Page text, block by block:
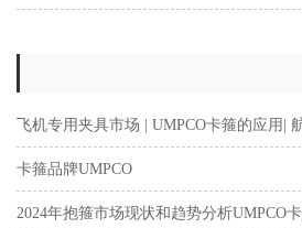
飞机专用夹具市场 | UMPCO卡箍的应用|
卡箍品牌UMPCO
2024年抱箍市场现状和趋势分析UMPCO